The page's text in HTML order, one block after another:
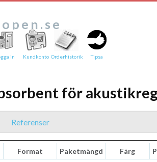
för
Referenser
Format Paketmängd Färg
in Kundkonto Orderhistorik Tipsa
Tipsa en vän:
e-post*
Text
Direktlänk till denna sida